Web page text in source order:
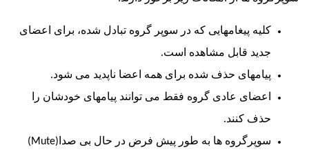
کلیه پیغامهایی که در سوپر گروه تبادل شده، برای اعضای
جدید قابل مشاهده است.
پیامهای حذف شده برای همه اعضا ناپدید می شود.
اعضای عادی گروه فقط می توانند پیامهای خودشان را
حذف کنند.
سوپرگروه ها به طور پیش فرض در حال بی صدا( Mute
)